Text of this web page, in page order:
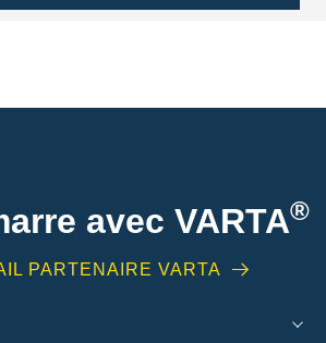
avec VARTA®
PARTENAIRE VARTA